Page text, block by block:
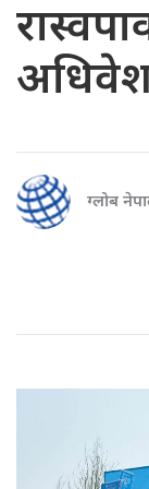
ग्लोब